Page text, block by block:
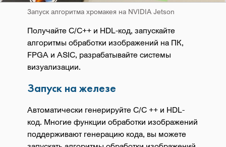
Запуск алгоритма хромакея на NVIDIA Jetson
Получайте C/C++ и HDL-код, запускайте
алгоритмы обработки изображений на ПК,
FPGA и ASIC, разрабатывайте системы
визуализации.
Запуск на железе
Автоматически генерируйте C/C ++ и HDL-
код. Многие функции обработки изображений
поддерживают генерацию кода, вы можете